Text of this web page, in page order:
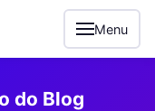
Menu
do Blog